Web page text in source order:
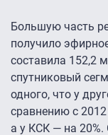
Большую часть
получило
составила 152,2
спутниковый
одного, что у
сравнению с
а у КСК — на 20%.